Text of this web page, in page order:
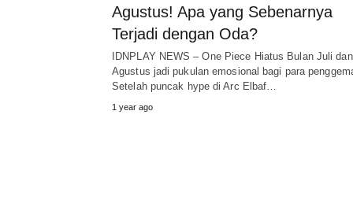
Agustus! Apa yang Sebenarnya
Terjadi dengan Oda?
IDNPLAY NEWS – One Piece Hiatus Bulan Juli dan
Agustus jadi pukulan emosional bagi para
Setelah puncak hype di Arc Elbaf…
1 year ago